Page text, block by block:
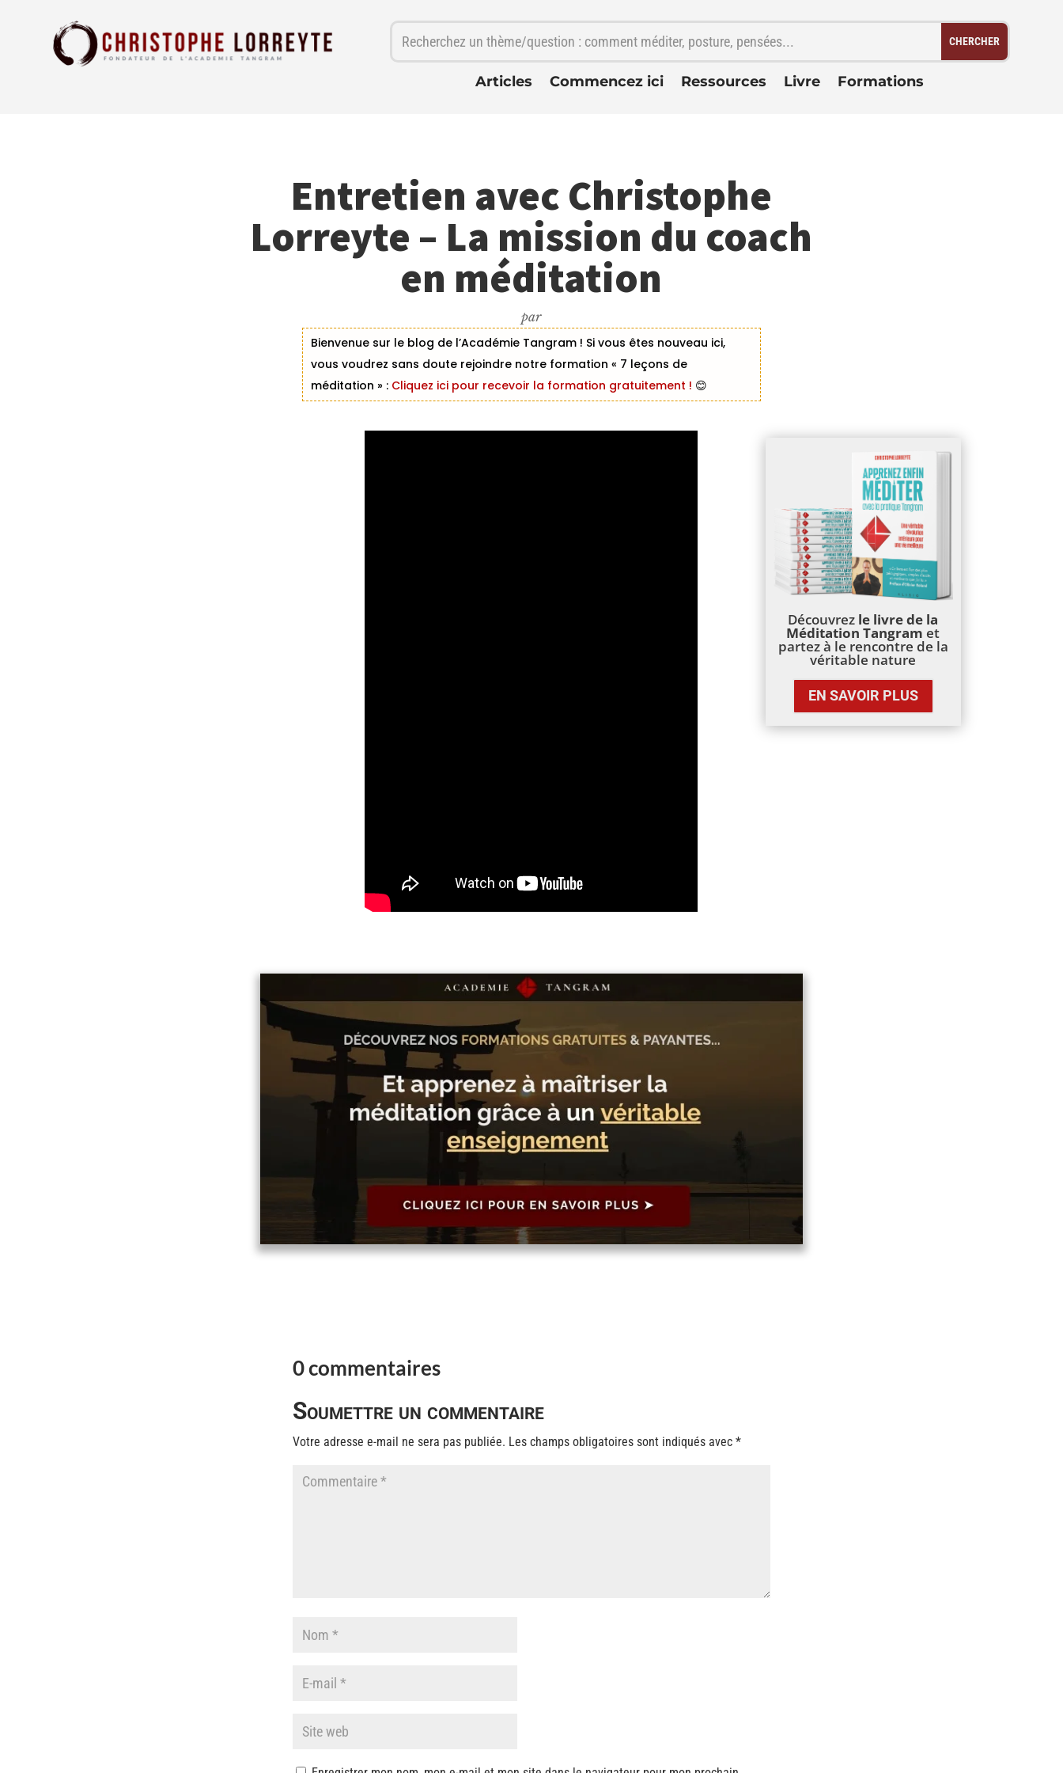
Articles Commencez ici Ressources Livre Formations
Entretien avec Christophe
Lorreyte – La mission du coach
en méditation
par
Bienvenue sur le blog de l’Académie Tangram ! Si vous êtes nouveau ici,
vous voudrez sans doute rejoindre notre formation « 7 leçons de
méditation » :Cliquez ici pour recevoir la formation gratuitement ! 😊
Découvrez le livre de la
Méditation Tangram et
partez à le rencontre de la
véritable nature
EN SAVOIR PLUS
0 commentaires
Soumettre un commentaire
Votre adresse e-mail ne sera pas publiée. Les champs obligatoires sont indiqués avec *